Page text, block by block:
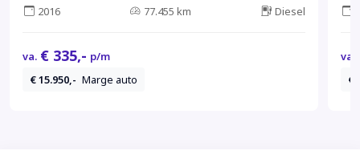
2016 77.455 km Diesel
va. € 335,- p/m
€ 15.950,- Marge auto
va.
€